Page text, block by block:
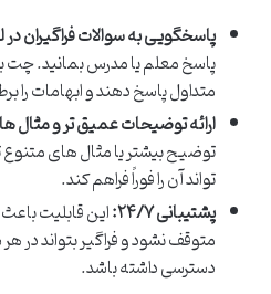
پاسخگویی به سوالات فراگیران
پاسخ معلم یا مدرس بمانید. چت
متداول پاسخ دهند و ابهامات را
ارائه توضیحات عمیق تر و مثال
توضیح بیشتر یا مثال های
تواند آن را فوراً فراهم کند.
پشتیبانی ۲۴/۷:
این قابلیت
متوقف نشود و فراگیر بتواند در
دسترسی داشته باشد.